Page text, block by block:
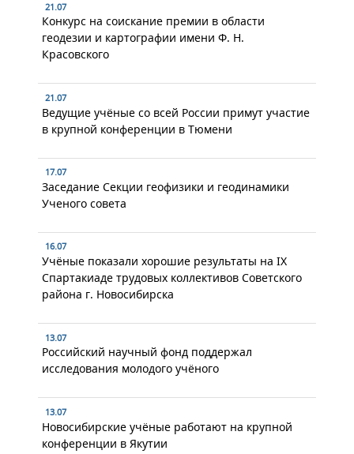
21.07
Конкурс на соискание премии в области
геодезии и картографии имени Ф. Н.
Красовского
21.07
Ведущие учёные со всей России примут участие
в крупной конференции в Тюмени
17.07
Заседание Секции геофизики и геодинамики
Ученого совета
16.07
Учёные показали хорошие результаты на IX
Спартакиаде трудовых коллективов Советского
района г. Новосибирска
13.07
Российский научный фонд поддержал
исследования молодого учёного
13.07
Новосибирские учёные работают на крупной
конференции в Якутии